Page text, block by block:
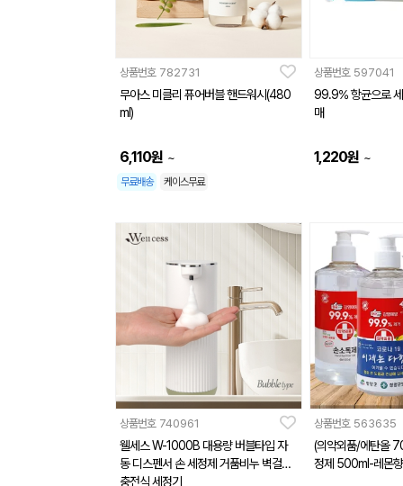
상품번호 782731
무아스 미클리 퓨어버블 핸드워시(480
ml)
6,110원 ~
무료배송 케이스무료
상품번호 597041
99.9% 항균으로
매
1,220원 ~
상품번호 740961
웰세스 W-1000B 대용량 버블타입 자
동 디스펜서 손 세정제 거품비누 벽걸이
충전식 세정기
상품번호 563635
(의약외품/에탄올
정제 500ml-레몬향